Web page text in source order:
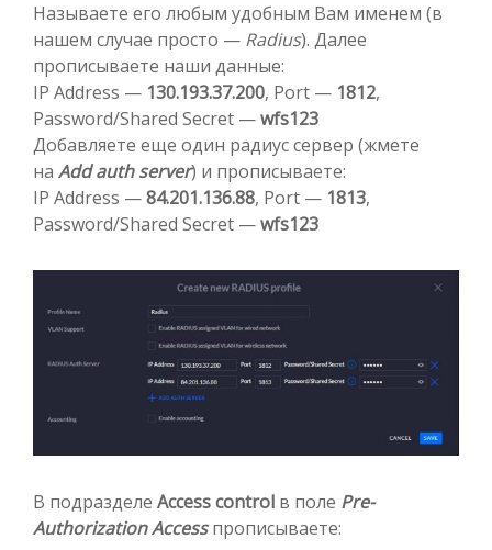
Называете его любым удобным Вам именем (в
нашем случае просто — Radius). Далее
прописываете наши данные:
IP Address — 130.193.37.200, Port — 1812,
Password/Shared Secret —wfs123
Добавляете еще один радиус сервер (жмете
на Add auth server) и прописываете:
IP Address —84.201.136.88, Port — 1813,
Password/Shared Secret —wfs123
В подразделе Access control в поле Pre-
Authorization Accessпрописываете: